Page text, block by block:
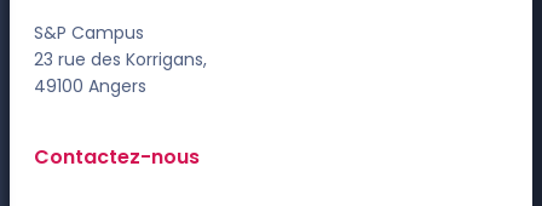
S&P Campus
23 rue des Korrigans,
49100 Angers
Contactez-nous